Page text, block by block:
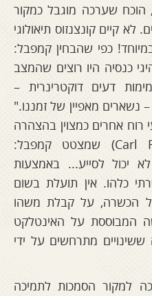
שערכה מוגבל כמקור
לא קיים קונצנזוס תיאולוגי
כפי שהבחין קמפבל:
כנסיה היו רוצים שהמצב
דעים דוקטרינרית –
נשארים מאפיין של זמננו."
רוח אחרים כמצוין בהצהרה
של קארל רוג'רס (Carl Rogers) שמצטט קמפבל:
יכול לסייע... באמצעות
כלהו. אין תועלת בשום
הכשרה, על קבלת משהו
המבוססת על האינטלקט
מתרחשים על ידי
למקור הסמכות לתמיכה